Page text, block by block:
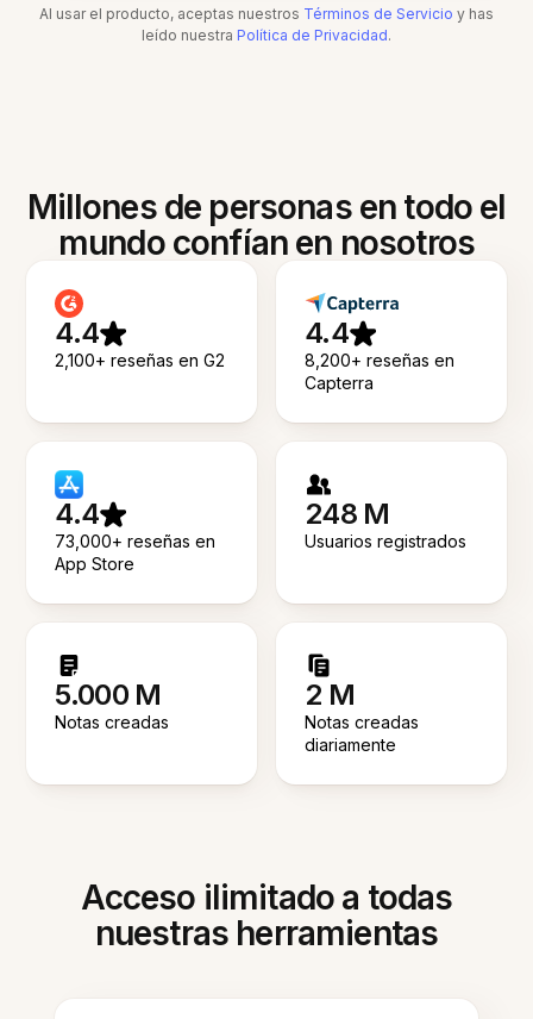
Al usar el producto, aceptas nuestros Términos de Servicio y has
leído nuestra Política de Privacidad.
Millones de personas en todo el
mundo confían en nosotros
4.4
2,100+ reseñas en G2
4.4
8,200+ reseñas en
Capterra
4.4
73,000+ reseñas en
App Store
248 M
Usuarios registrados
5.000 M
Notas creadas
2 M
Notas creadas
diariamente
Acceso ilimitado a todas
nuestras herramientas